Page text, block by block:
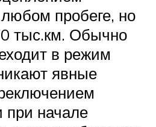
пробеге, но
тыс.км. Обычно
в режим
явные
при начале